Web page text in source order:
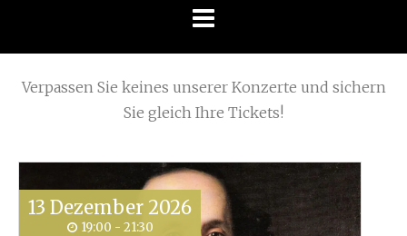
E.V.
Verpassen Sie keines unserer Konzerte und sichern
Sie gleich Ihre Tickets!
13 Dezember 2026
19:00 - 21:30